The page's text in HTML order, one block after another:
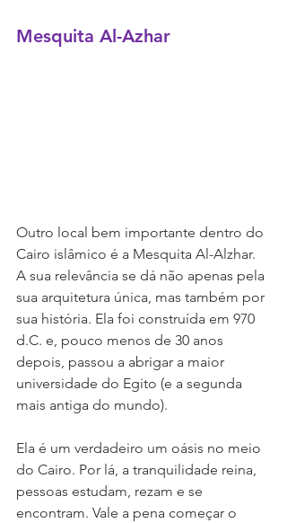
Mesquita Al-Azhar
Outro local bem importante dentro do
Cairo islâmico é a Mesquita Al-Alzhar.
A sua relevância se dá não apenas pela
sua arquitetura única, mas também por
sua história. Ela foi construída em 970
d.C. e, pouco menos de 30 anos
depois, passou a abrigar a maior
universidade do Egito (e a segunda
mais antiga do mundo).
Ela é um verdadeiro um oásis no meio
do Cairo. Por lá, a tranquilidade reina,
pessoas estudam, rezam e se
encontram. Vale a pena começar o